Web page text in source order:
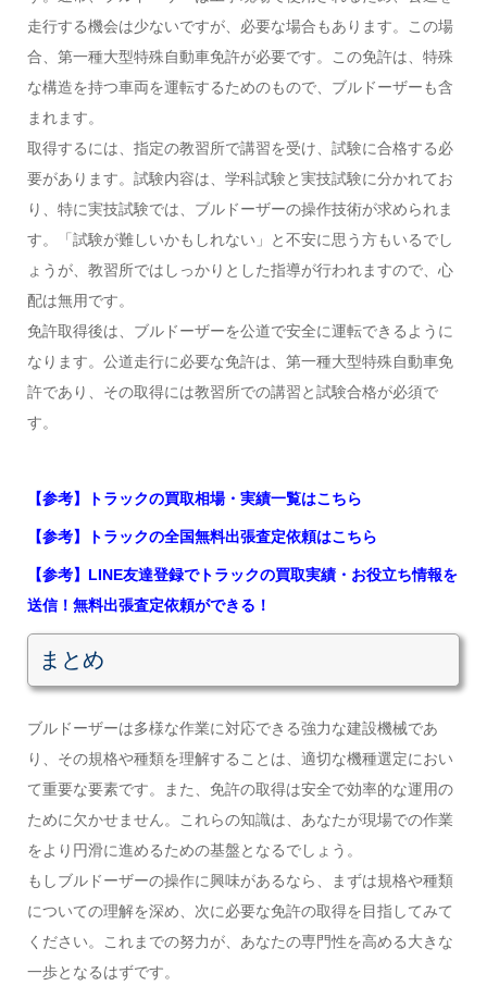
走行する機会は少ないですが、必要な場合もあります。この場
合、第一種大型特殊自動車免許が必要です。この免許は、特殊
な構造を持つ車両を運転するためのもので、ブルドーザーも含
まれます。
取得するには、指定の教習所で講習を受け、試験に合格する必
要があります。試験内容は、学科試験と実技試験に分かれてお
り、特に実技試験では、ブルドーザーの操作技術が求められま
す。「試験が難しいかもしれない」と不安に思う方もいるでし
ょうが、教習所ではしっかりとした指導が行われますので、心
配は無用です。
免許取得後は、ブルドーザーを公道で安全に運転できるように
なります。公道走行に必要な免許は、第一種大型特殊自動車免
許であり、その取得には教習所での講習と試験合格が必須で
す。
【参考】トラックの買取相場・実績一覧はこちら
【参考】トラックの全国無料出張査定依頼はこちら
【参考】LINE友達登録でトラックの買取実績・お役立ち情報を
送信！無料出張査定依頼ができる！
まとめ
ブルドーザーは多様な作業に対応できる強力な建設機械であ
り、その規格や種類を理解することは、適切な機種選定におい
て重要な要素です。また、免許の取得は安全で効率的な運用の
ために欠かせません。これらの知識は、あなたが現場での作業
をより円滑に進めるための基盤となるでしょう。
もしブルドーザーの操作に興味があるなら、まずは規格や種類
についての理解を深め、次に必要な免許の取得を目指してみて
ください。これまでの努力が、あなたの専門性を高める大きな
一歩となるはずです。